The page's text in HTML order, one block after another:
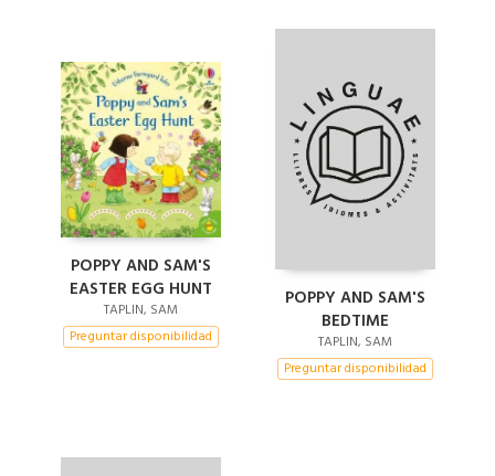
POPPY AND SAM'S
EASTER EGG HUNT
TAPLIN, SAM
Preguntar disponibilidad
POPPY AND SAM'S
BEDTIME
TAPLIN, SAM
Preguntar disponibilidad